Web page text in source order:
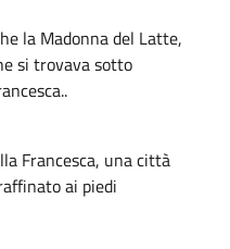
la Madonna del Latte,
si trovava sotto
Francesca, una città
ai piedi